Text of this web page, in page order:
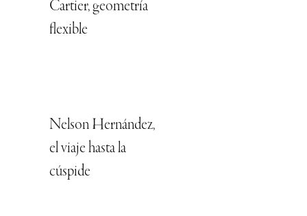
Cartier, geometría
flexible
Nelson Hernández,
el viaje hasta la
cúspide